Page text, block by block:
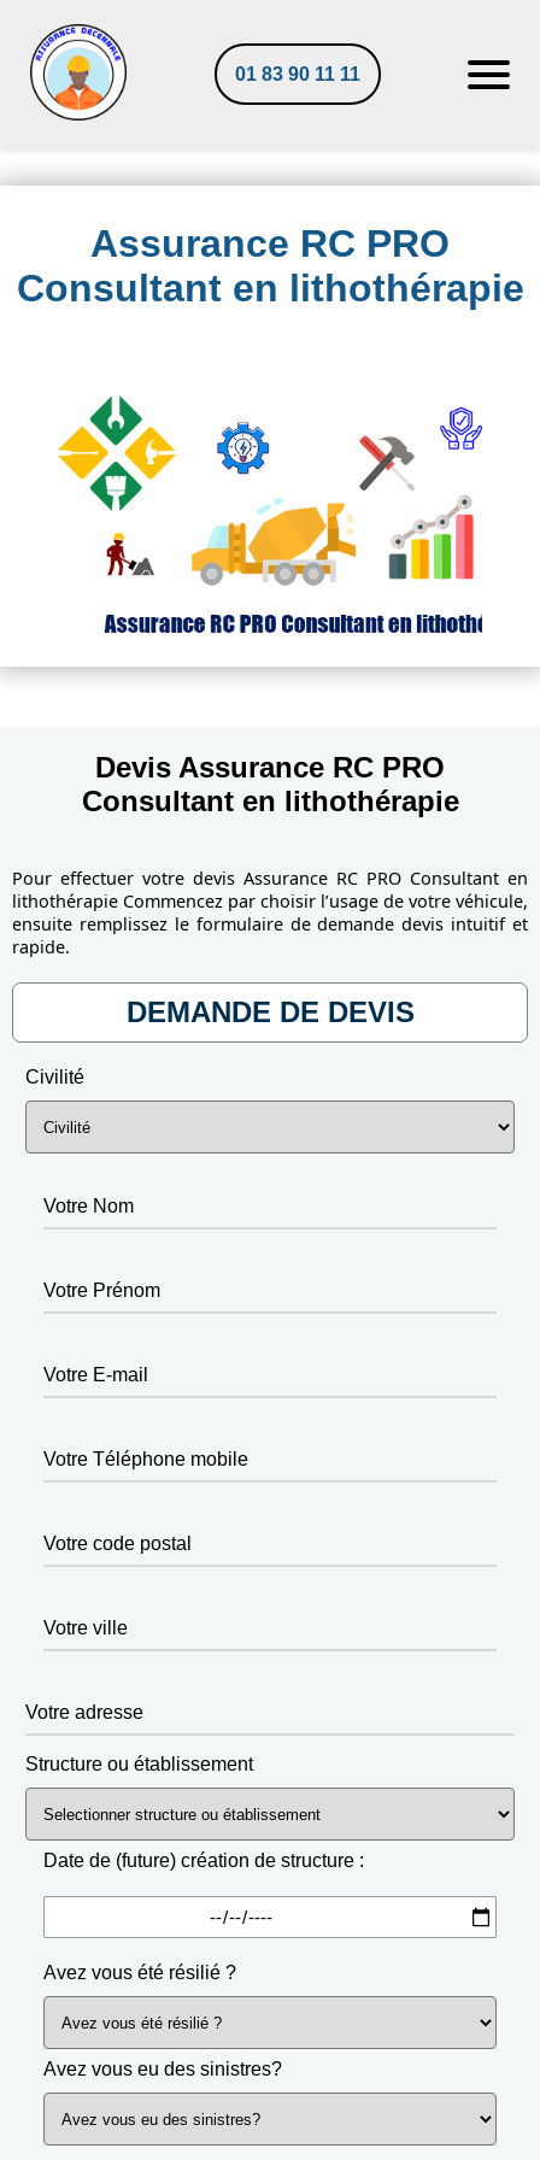
01 83 90 11 11
Assurance RC PRO
Consultant en lithothérapie
Devis Assurance RC PRO
Consultant en lithothérapie
Pour effectuer votre devis Assurance RC PRO Consultant en
lithothérapie Commencez par choisir l’usage de votre véhicule,
ensuite remplissez le formulaire de demande devis intuitif et
rapide.
DEMANDE DE DEVIS
Civilité
Votre Nom
Votre Prénom
Votre E-mail
Votre Téléphone mobile
Votre code postal
Votre ville
Votre adresse
Structure ou établissement
Date de (future) création de structure :
Avez vous été résilié ?
Avez vous eu des sinistres?